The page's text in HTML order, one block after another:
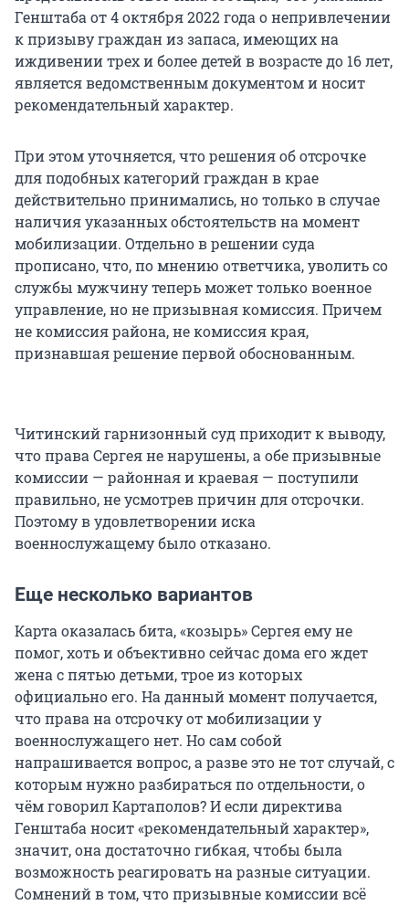
Генштаба от 4 октября 2022 года о непривлечении
к призыву граждан из запаса, имеющих на
иждивении трех и более детей в возрасте до 16 лет,
является ведомственным документом и носит
рекомендательный характер.
При этом уточняется, что решения об отсрочке
для подобных категорий граждан в крае
действительно принимались, но только в случае
наличия указанных обстоятельств на момент
мобилизации. Отдельно в решении суда
прописано, что, по мнению ответчика, уволить со
службы мужчину теперь может только военное
управление, но не призывная комиссия. Причем
не комиссия района, не комиссия края,
признавшая решение первой обоснованным.
Читинский гарнизонный суд приходит к выводу,
что права Сергея не нарушены, а обе призывные
комиссии — районная и краевая — поступили
правильно, не усмотрев причин для отсрочки.
Поэтому в удовлетворении иска
военнослужащему было отказано.
Еще несколько вариантов
Карта оказалась бита, «козырь» Сергея ему не
помог, хоть и объективно сейчас дома его ждет
жена с пятью детьми, трое из которых
официально его. На данный момент получается,
что права на отсрочку от мобилизации у
военнослужащего нет. Но сам собой
напрашивается вопрос, а разве это не тот случай, с
которым нужно разбираться по отдельности, о
чём говорил Картаполов? И если директива
Генштаба носит «рекомендательный характер»,
значит, она достаточно гибкая, чтобы была
возможность реагировать на разные ситуации.
Сомнений в том, что призывные комиссии всё